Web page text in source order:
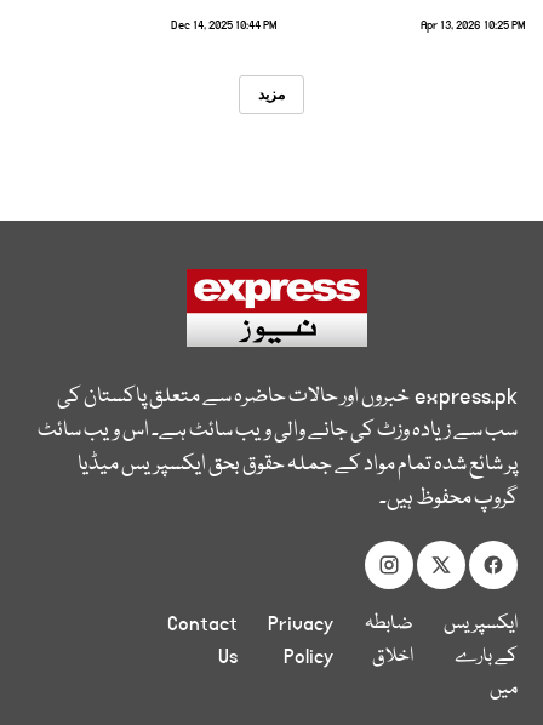
Apr 13, 2026 10:25 PM
Dec 14, 2025 10:44 PM
مزید
express.pkخبروں اور حالات حاضرہ سے متعلق پاکستان کی
سب سے زیادہ وزٹ کی جانے والی ویب سائٹ ہے۔ اس ویب سائٹ
پر شائع شدہ تمام مواد کے جملہ حقوق بحق ایکسپریس میڈیا
گروپ محفوظ ہیں۔
ایکسپریس
کے بارے
میں
ضابطہ
اخلاق
Privacy
Policy
Contact
Us